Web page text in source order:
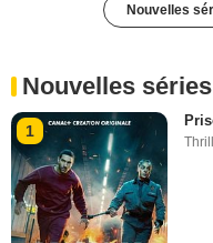
Nouvelles
Nouvelles
1